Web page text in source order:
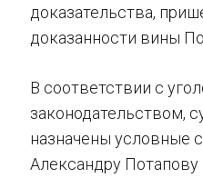
доказательства,
доказанности вины
В соответствии с
законодательством,
назначены условные
Александру Потапову